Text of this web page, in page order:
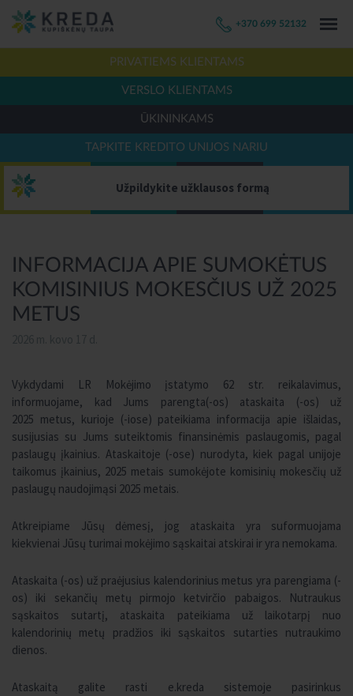
+370 699 52132
PRIVATIEMS KLIENTAMS
VERSLO KLIENTAMS
ŪKININKAMS
TAPKITE KREDITO UNIJOS NARIU
Užpildykite užklausos formą
INFORMACIJA APIE SUMOKĖTUS
KOMISINIUS MOKESČIUS UŽ 2025
METUS
Vykdydami LR Mokėjimo įstatymo 62 str. reikalavimus,
informuojame, kad Jums parengta(-os) ataskaita (-os) už
2025 metus, kurioje (-iose) pateikiama informacija apie išlaidas,
susijusias su Jums suteiktomis finansinėmis paslaugomis, pagal
paslaugų įkainius. Ataskaitoje (-ose) nurodyta, kiek pagal unijoje
taikomus įkainius, 2025 metais sumokėjote komisinių mokesčių už
paslaugų naudojimąsi 2025 metais.
Atkreipiame Jūsų dėmesį, jog ataskaita yra suformuojama
kiekvienai Jūsų turimai mokėjimo sąskaitai atskirai ir yra nemokama.
Ataskaita (-os) už praėjusius kalendorinius metus yra parengiama (-
os) iki sekančių metų pirmojo ketvirčio pabaigos. Nutraukus
sąskaitos sutartį, ataskaita pateikiama už laikotarpį nuo
kalendorinių metų pradžios iki sąskaitos sutarties nutraukimo
dienos.
Ataskaitą galite rasti e.kreda sistemoje pasirinkus